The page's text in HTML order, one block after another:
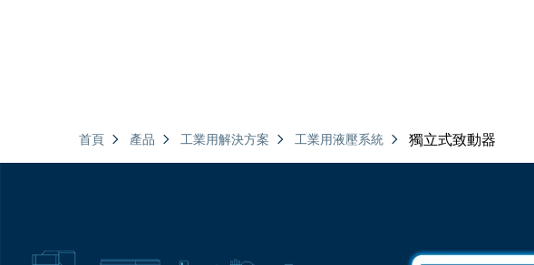
首頁 產品 工業用解決方案 工業用液壓系統 獨立式致動器